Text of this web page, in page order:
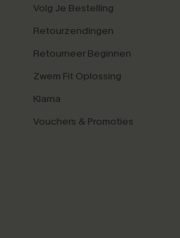
Volg Je Bestelling
Retourzendingen
Retourneer Beginnen
Zwem Fit Oplossing
Klarna
Vouchers & Promoties